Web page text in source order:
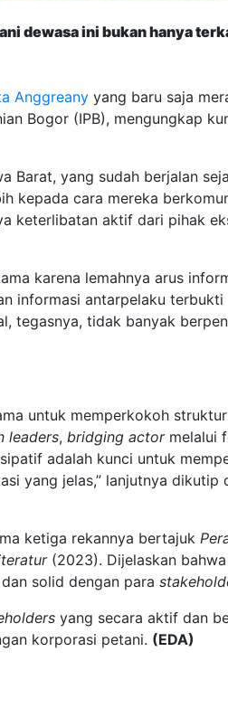
dewasa ini bukan hanya
Anggreany yang baru saja
Bogor (IPB), mengungkap
yang sudah berjalan
kepada cara mereka
keterlibatan aktif dari pihak
karena lemahnya arus
informasi antarpelaku
tegasnya, tidak banyak
untuk memperkokoh
leaders, bridging actormelalui
adalah kunci untuk
yang jelas,” lanjutnya dikutip
ketiga rekannya bertajuk
(2023). Dijelaskan
solid dengan para
yang secara aktif dan
korporasi petani. (EDA)